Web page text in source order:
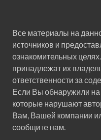
Все материалы на
источников и
ознакомительных
принадлежат их
ответственности за
Если Вы обнаружили
которые нарушают
Вам, Вашей компании
сообщите нам.